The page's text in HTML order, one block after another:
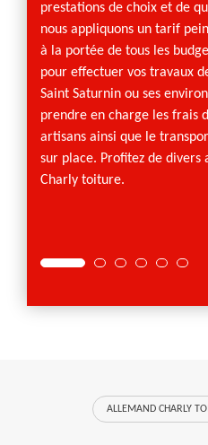
prestations de choix et de
nous appliquons un tarif
à la portée de tous les
pour effectuer vos travaux
Saint Saturnin ou ses
prendre en charge les frais
artisans ainsi que le
sur place. Profitez de divers
Charly toiture.
ALLEMAND CHARLY